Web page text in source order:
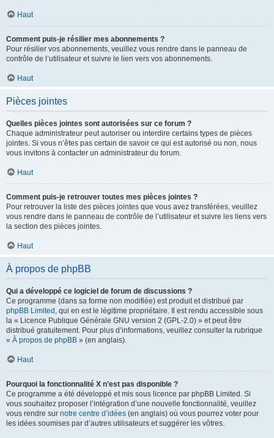
Haut
Comment puis-je résilier mes abonnements ?
Pour résilier vos abonnements, veuillez vous rendre dans le panneau de
contrôle de l’utilisateur et suivre le lien vers vos abonnements.
Haut
Pièces jointes
Quelles pièces jointes sont autorisées sur ce forum ?
Chaque administrateur peut autoriser ou interdire certains types de pièces
jointes. Si vous n’êtes pas certain de savoir ce qui est autorisé ou non, nous
vous invitons à contacter un administrateur du forum.
Haut
Comment puis-je retrouver toutes mes pièces jointes ?
Pour retrouver la liste des pièces jointes que vous avez transférées, veuillez
vous rendre dans le panneau de contrôle de l’utilisateur et suivre les liens vers
la section des pièces jointes.
Haut
À propos de phpBB
Qui a développé ce logiciel de forum de discussions ?
Ce programme (dans sa forme non modifiée) est produit et distribué par
phpBB Limited , qui en est le légitime propriétaire. Il est rendu accessible sous
la « Licence Publique Générale GNU version 2 (GPL-2.0) » et peut être
distribué gratuitement. Pour plus d’informations, veuillez consulter la rubrique
« À propos de phpBB » (en anglais).
Haut
Pourquoi la fonctionnalité X n’est pas disponible ?
Ce programme a été développé et mis sous licence par phpBB Limited. Si
vous souhaitez proposer l’intégration d’une nouvelle fonctionnalité, veuillez
vous rendre sur notre centre d’idées (en anglais) où vous pourrez voter pour
les idées soumises par d’autres utilisateurs et suggérer les vôtres.